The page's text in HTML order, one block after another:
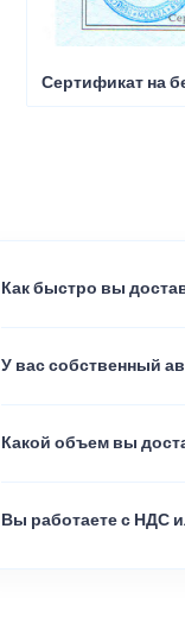
Сертификат на
Как быстро вы
У вас собственный
Какой объем вы
Вы работаете с НДС